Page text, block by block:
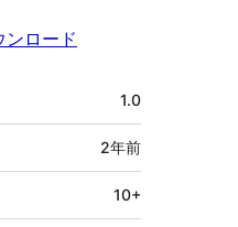
ンロード
1.0
2年前
10+